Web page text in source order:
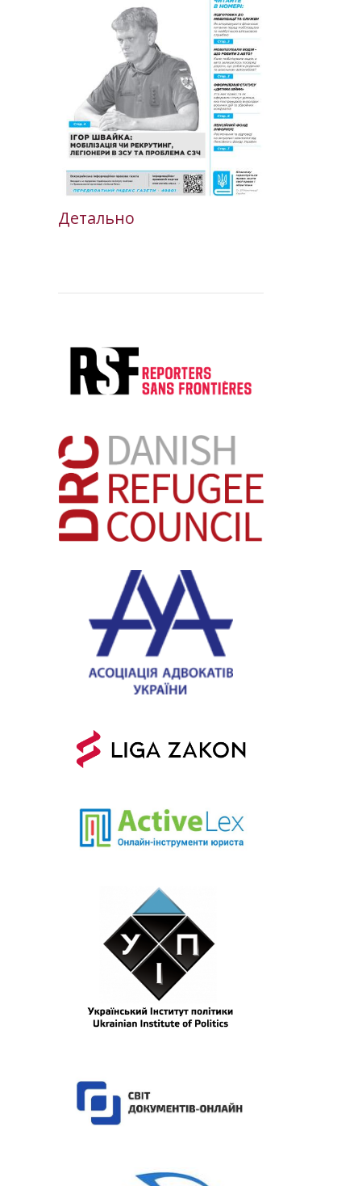
Детально